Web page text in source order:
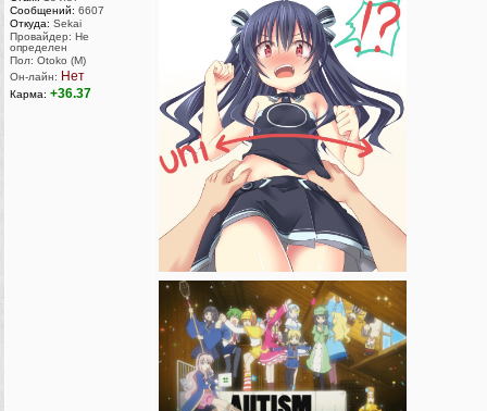
Сообщений: 6607
Откуда: Sekai
Провайдер: Не
определен
Пол: Otoko (M)
Он-лайн: Нет
Карма: +36.37